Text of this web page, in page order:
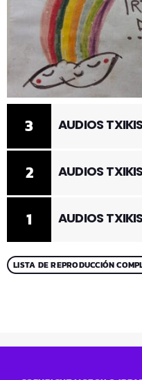
1 AUDIOS
2 AUDIOS
3 AUDIOS
LISTA DE REPRODUCCIÓN